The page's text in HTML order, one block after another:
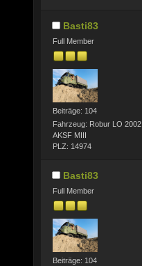
Basti83
Full Member
Beiträge: 104
Fahrzeug: Robur LO 2002
AKSF MIII
PLZ: 14974
Basti83
Full Member
Beiträge: 104